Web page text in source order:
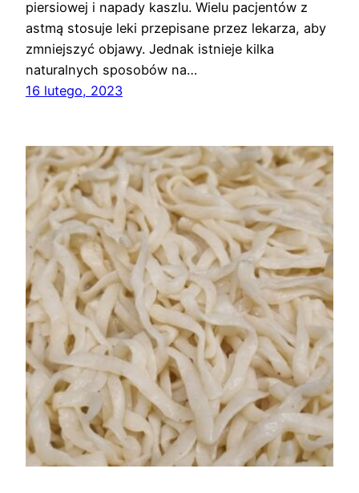
piersiowej i napady kaszlu. Wielu pacjentów z
astmą stosuje leki przepisane przez lekarza, aby
zmniejszyć objawy. Jednak istnieje kilka
naturalnych sposobów na…
16 lutego, 2023